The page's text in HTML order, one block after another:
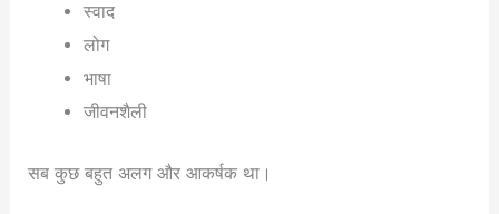
स्वाद
लोग
भाषा
जीवनशैली
सब कुछ बहुत अलग और आकर्षक था।